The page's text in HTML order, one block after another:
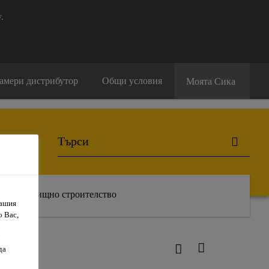
дистрибутор Общи условия Моята Сика
Жилищно строителство
Вас,